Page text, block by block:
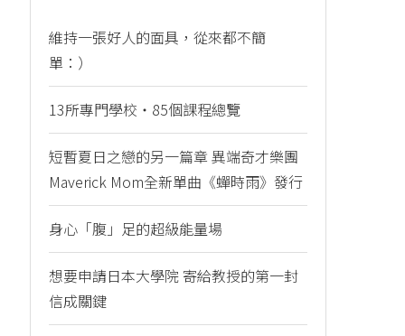
維持一張好人的面具，從來都不簡
單：）
13所專門學校・85個課程總覽
短暫夏日之戀的另一篇章 異端奇才樂團
Maverick Mom全新單曲《蟬時雨》發行
身心「腹」足的超級能量場
想要申請日本大學院 寄給教授的第一封
信成關鍵